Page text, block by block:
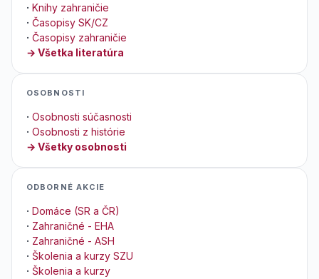
· Knihy zahraničie
· Časopisy SK/CZ
· Časopisy zahraničie
→ Všetka literatúra
OSOBNOSTI
· Osobnosti súčasnosti
· Osobnosti z histórie
→ Všetky osobnosti
ODBORNÉ AKCIE
· Domáce (SR a ČR)
· Zahraničné - EHA
· Zahraničné - ASH
· Školenia a kurzy SZU
· Školenia a kurzy